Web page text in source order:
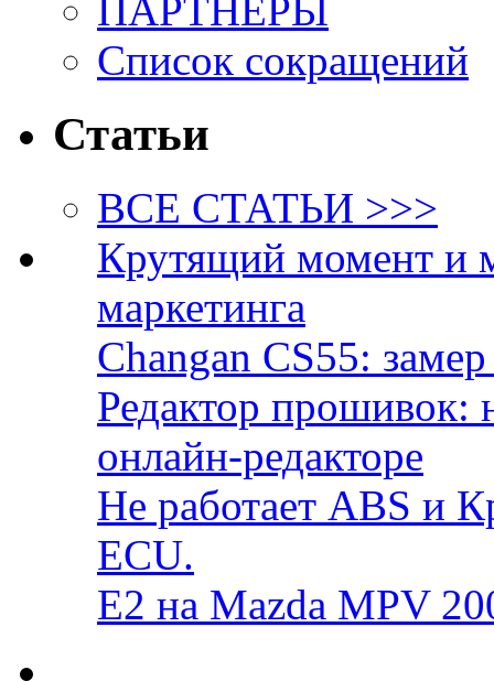
ПАРТНЁРЫ
Список сокращений
Статьи
ВСЕ СТАТЬИ >>>
Крутящий момент и
маркетинга
Changan CS55:
Редактор прошивок:
онлайн-редакторе
Не работает ABS и
ECU.
E2 на Mazda MPV